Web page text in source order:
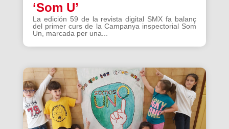
‘Som U’
La edición 59 de la revista digital SMX fa balanç
del primer curs de la Campanya inspectorial Som
Un, marcada per una...